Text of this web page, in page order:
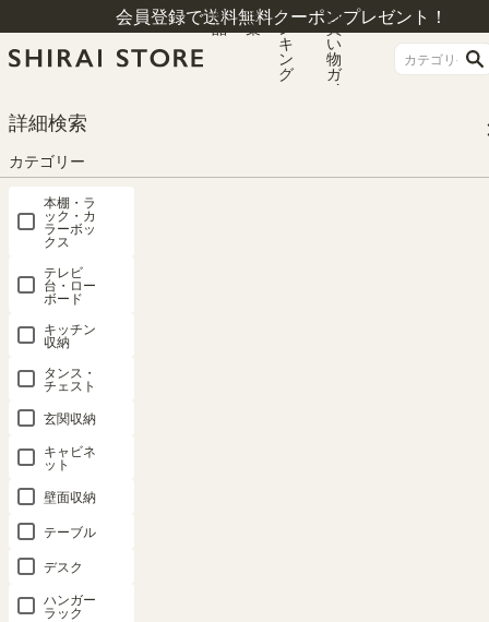
会員登録で送料無料クーポンプレゼント！
商
品
特
集
ラ
ン
キ
ン
グ
お
買
い
物
ガ
イ
詳細検索
カテゴリー
本棚・ラ
ック・カ
ラーボッ
クス
テレビ
台・ロー
ボード
キッチン
収納
タンス・
チェスト
玄関収納
キャビネ
ット
壁面収納
テーブル
デスク
ハンガー
ラック
HOME カテゴリー
テレビ台・ローボード ロータイプ
テレビ台 幅119cm 高さ39cm ブラック 黒木目 50V型対応 TVボード ローボー
ド ノアリス NAL-4012BK